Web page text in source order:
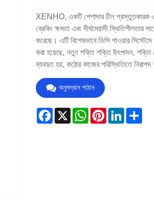
XENHO, একটি পেশাদার চীন প্রস্তুতকারক
ব্রেকিং ক্ষমতা এবং দীর্ঘমেয়াদী
করেছে। এটি বিশেষভাবে ডিসি পাওয়ার
করা হয়েছে, নতুন শক্তি শক্তি উৎপাদন, শক্তি
ব্যবহৃত হয়, কঠোর কাজের পরিস্থিতিতে নিরাপদ
অনুসন্ধান পাঠান
Facebook
X WhatsApp
PinterestLinkedIn